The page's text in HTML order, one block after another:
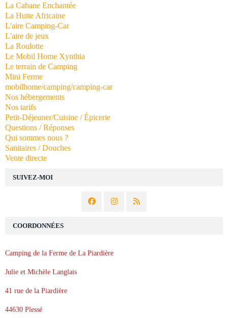
SUIVEZ-MOI
La Cabane Enchantée
La Hutte Africaine
L'aire Camping-Car
L'aire de jeux
La Roulotte
Le Mobil Home Xynthia
Le terrain de Camping
Mini Ferme
mobilhome/camping/camping-car
Nos hébergements
Nos tarifs
Petit-Déjeuner/Cuisine / Épicerie
Questions / Réponses
Qui sommes nous ?
Sanitaires / Douches
Vente directe
COORDONNÉES
Camping de la Ferme de La Piardière
Julie et Michèle Langlais
41 rue de la Piardière
44630 Plessé